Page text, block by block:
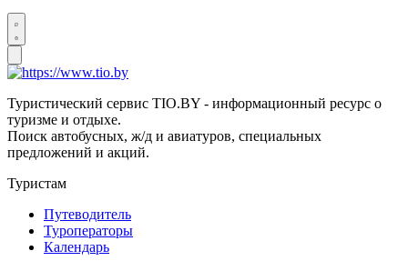
Туристический сервис TIO.BY - информационный ресурс о
туризме и отдыхе.
Поиск автобусных, ж/д и авиатуров, специальных
предложений и акций.
Туристам
Путеводитель
Туроператоры
Календарь